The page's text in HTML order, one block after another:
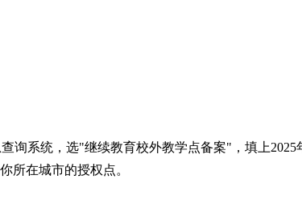
询系统，选"继续教育校外教学点备案"，填上
所在城市的授权点。